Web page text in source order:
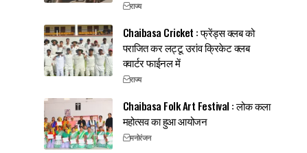
राज्य
Chaibasa Cricket : फ्रेंड्स क्लब को
पराजित कर लट्टू उरांव क्रिकेट क्लब
क्वार्टर फाईनल में
राज्य
Chaibasa Folk Art Festival : लोक कला
महोत्सव का हुआ आयोजन
मनोरंजन